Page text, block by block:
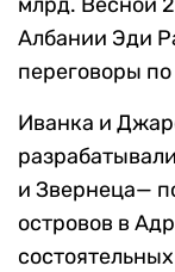
Албании Эди
переговоры
Иванка и
и Звернеца—
островов в